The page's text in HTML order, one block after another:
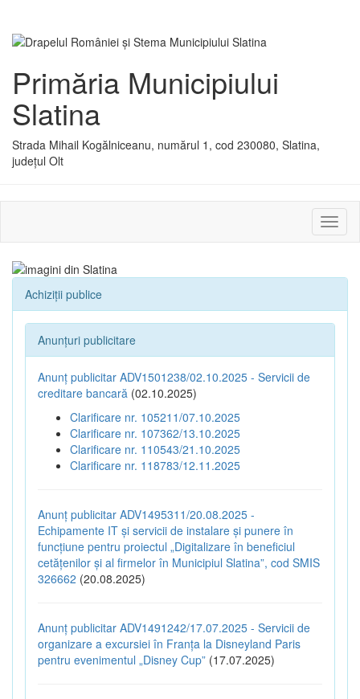
Primăria Municipiului
Slatina
Strada Mihail Kogălniceanu, numărul 1, cod 230080, Slatina,
județul Olt
sau
Achiziții publice
Anunțuri publicitare
Anunț publicitar ADV1501238/02.10.2025 - Servicii de
creditare bancară (02.10.2025)
Clarificare nr. 105211/07.10.2025
Clarificare nr. 107362/13.10.2025
Clarificare nr. 110543/21.10.2025
Clarificare nr. 118783/12.11.2025
Anunț publicitar ADV1495311/20.08.2025 -
Echipamente IT și servicii de instalare și punere în
funcțiune pentru proiectul „Digitalizare în beneficiul
cetățenilor și al firmelor în Municipiul Slatina”, cod SMIS
326662 (20.08.2025)
Anunț publicitar ADV1491242/17.07.2025 - Servicii de
organizare a excursiei în Franța la Disneyland Paris
pentru evenimentul „Disney Cup” (17.07.2025)